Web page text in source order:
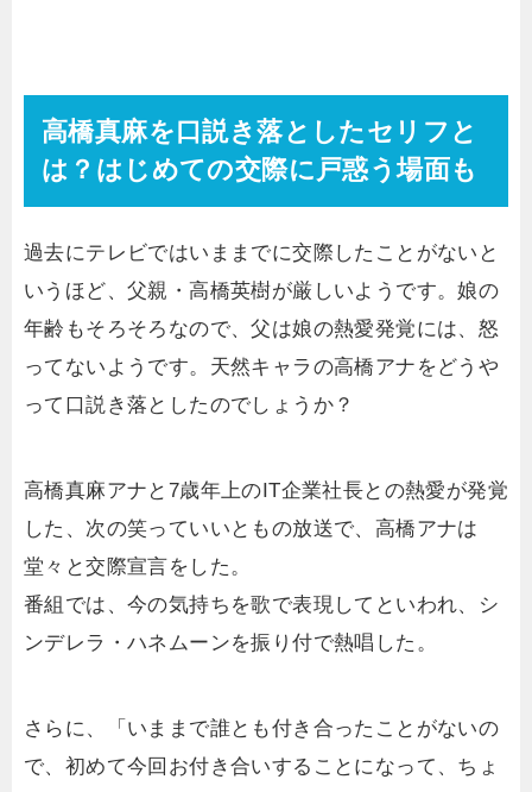
高橋真麻を口説き落としたセリフと
は？はじめての交際に戸惑う場面も
過去にテレビではいままでに交際したことがないと
いうほど、父親・高橋英樹が厳しいようです。娘の
年齢もそろそろなので、父は娘の熱愛発覚には、怒
ってないようです。天然キャラの高橋アナをどうや
って口説き落としたのでしょうか？
高橋真麻アナと7歳年上のIT企業社長との熱愛が発覚
した、次の笑っていいともの放送で、高橋アナは
堂々と交際宣言をした。
番組では、今の気持ちを歌で表現してといわれ、シ
ンデレラ・ハネムーンを振り付で熱唱した。
さらに、「いままで誰とも付き合ったことがないの
で、初めて今回お付き合いすることになって、ちょ